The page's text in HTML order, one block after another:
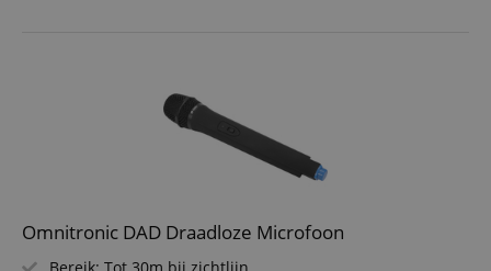
Omnitronic DAD Draadloze Microfoon